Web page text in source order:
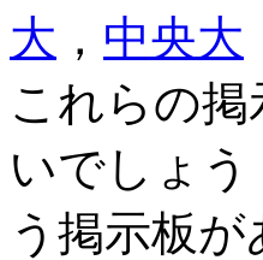
大 ， 中央大
これらの
いでしょ
う掲示板